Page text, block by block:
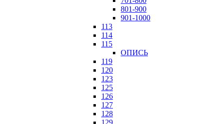
801-900
901-1000
113
114
115
ОПИСЬ
119
120
123
125
126
127
128
129